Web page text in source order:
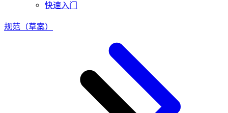
快速入门
规范（草案）